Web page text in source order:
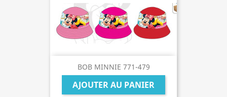
BOB MINNIE 771-479
AJOUTER AU PANIER